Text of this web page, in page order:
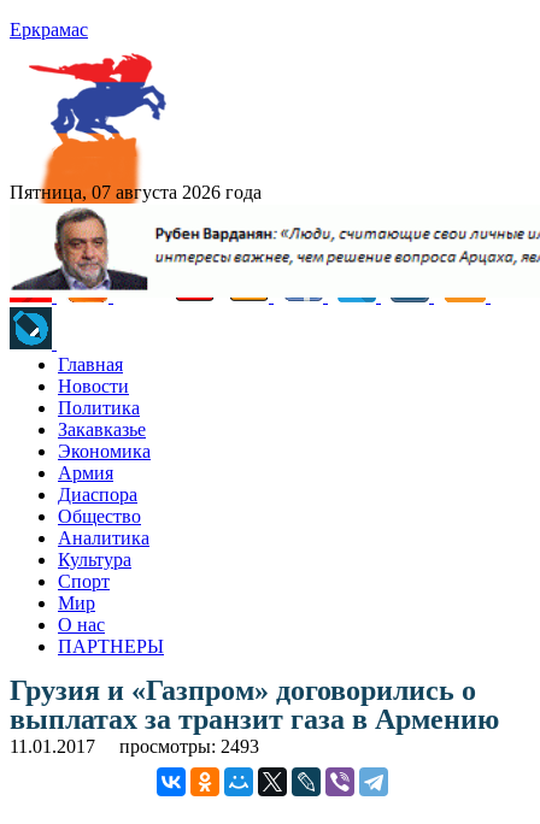
Еркрамас
Пятница, 07 августа 2026 года
Главная
Новости
Политика
Закавказье
Экономика
Армия
Диаспора
Общество
Аналитика
Культура
Спорт
Мир
О нас
ПАРТНЕРЫ
Грузия и «Газпром» договорились о
выплатах за транзит газа в Армению
11.01.2017 просмотры: 2493